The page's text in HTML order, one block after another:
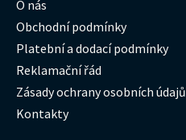
O nás
Obchodní podmínky
Platební a dodací podmínky
Reklamační řád
Zásady ochrany osobních údajů
Kontakty